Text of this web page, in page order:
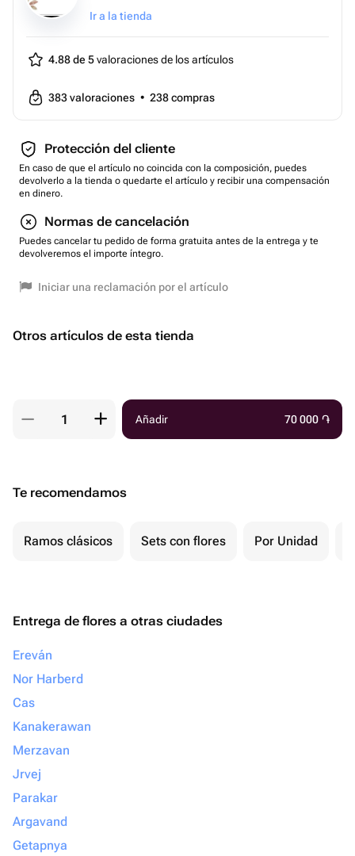
Ir a la tienda
4.88 de 5valoraciones de los artículos
383valoraciones • 238compras
Protección del cliente
En caso de que el artículo no coincida con la composición, puedes
devolverlo a la tienda o quedarte el artículo y recibir una compensación
en dinero.
Normas de cancelación
Puedes cancelar tu pedido de forma gratuita antes de la entrega y te
devolveremos el importe íntegro.
Iniciar una reclamación por el artículo
Otros artículos de esta tienda
Añadir 70 000 ֏
Te recomendamos
Ramos clásicos Sets con flores Por Unidad
Entrega de flores a otras ciudades
Ereván
Nor Harberd
Cas
Kanakerawan
Merzavan
Jrvej
Parakar
Argavand
Getapnya